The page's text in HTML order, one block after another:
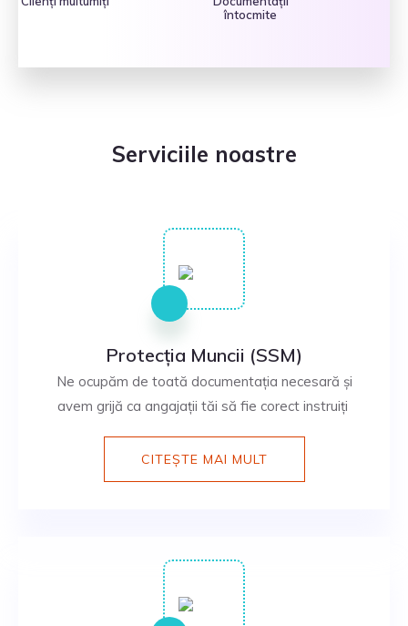
întocmite
Serviciile noastre
Protecția Muncii (SSM)
Ne ocupăm de toată documentația necesară și
avem grijă ca angajații tăi să fie corect instruiți
CITEȘTE MAI MULT